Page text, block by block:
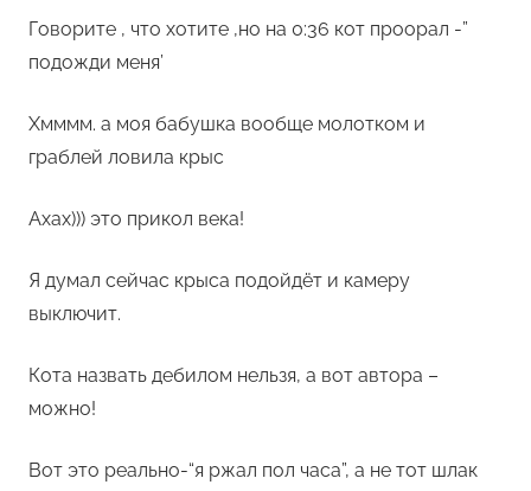
Говорите , что хотите ,но на 0:36 кот проорал -”
подожди меня’
Хмммм. а моя бабушка вообще молотком и
граблей ловила крыс
Ахах))) это прикол века!
Я думал сейчас крыса подойдёт и камеру
выключит.
Кота назвать дебилом нельзя, а вот автора –
можно!
Вот это реально-“я ржал пол часа”, а не тот шлак